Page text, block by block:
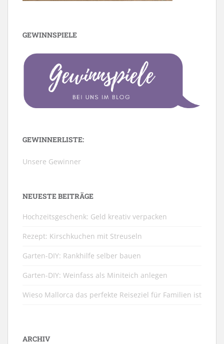
GEWINNSPIELE
GEWINNERLISTE:
Unsere Gewinner
NEUESTE BEITRÄGE
Hochzeitsgeschenk: Geld kreativ verpacken
Rezept: Kirschkuchen mit Streuseln
Garten-DIY: Rankhilfe selber bauen
Garten-DIY: Weinfass als Miniteich anlegen
Wieso Mallorca das perfekte Reiseziel für Familien ist
ARCHIV